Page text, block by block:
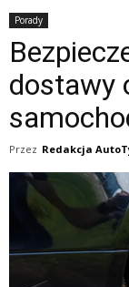
Porady
dostawy
Przez Redakcja